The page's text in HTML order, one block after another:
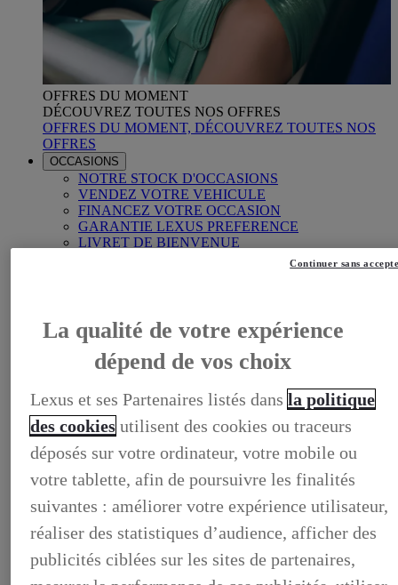
OFFRES DU MOMENT
DÉCOUVREZ TOUTES NOS OFFRES
OFFRES DU MOMENT, DÉCOUVREZ TOUTES NOS
OFFRES
OCCASIONS
NOTRE STOCK D'OCCASIONS
VENDEZ VOTRE VEHICULE
FINANCEZ VOTRE OCCASION
GARANTIE LEXUS PREFERENCE
LIVRET DE BIENVENUE
La qualité de votre expérience
dépend de vos choix
Lexus et ses Partenaires listés dans la politique
des cookies utilisent des cookies ou traceurs
déposés sur votre ordinateur, votre mobile ou
votre tablette, afin de poursuivre les finalités
suivantes : améliorer votre expérience utilisateur,
réaliser des statistiques d’audience, afficher des
publicités ciblées sur les sites de partenaires,
Continuer sans